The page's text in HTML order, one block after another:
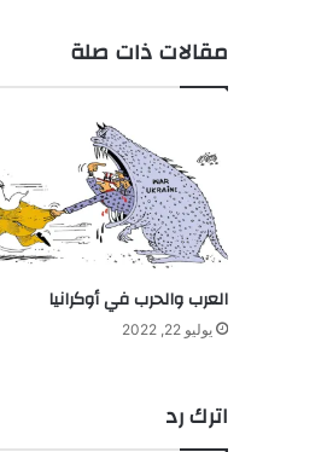
مقالات ذات صلة
العرب والحرب في أوكرانيا
يوليو 22, 2022
اترك رد